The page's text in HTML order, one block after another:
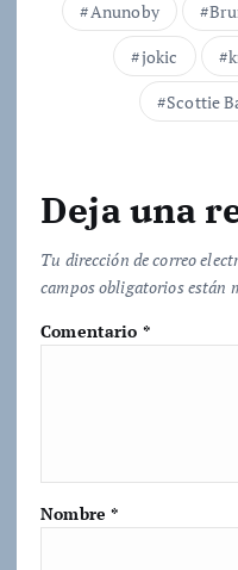
o
Anunoby
jokic
Scottie
Deja una
Tu dirección de correo
campos obligatorios están
Comentario *
Nombre*